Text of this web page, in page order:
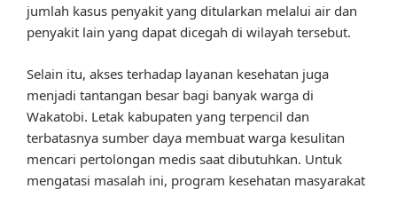
jumlah kasus penyakit yang ditularkan melalui air dan
penyakit lain yang dapat dicegah di wilayah tersebut.
Selain itu, akses terhadap layanan kesehatan juga
menjadi tantangan besar bagi banyak warga di
Wakatobi. Letak kabupaten yang terpencil dan
terbatasnya sumber daya membuat warga kesulitan
mencari pertolongan medis saat dibutuhkan. Untuk
mengatasi masalah ini, program kesehatan masyarakat